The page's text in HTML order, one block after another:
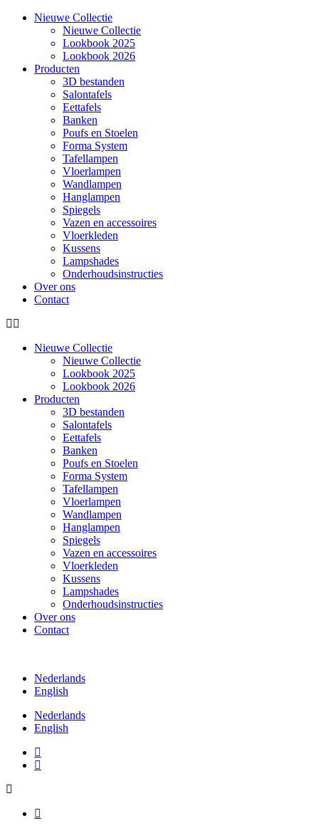
Nieuwe Collectie
Nieuwe Collectie
Lookbook 2025
Lookbook 2026
Producten
3D bestanden
Salontafels
Eettafels
Banken
Poufs en Stoelen
Forma System
Tafellampen
Vloerlampen
Wandlampen
Hanglampen
Spiegels
Vazen en accessoires
Vloerkleden
Kussens
Lampshades
Onderhoudsinstructies
Over ons
Contact
Nieuwe Collectie
Nieuwe Collectie
Lookbook 2025
Lookbook 2026
Producten
3D bestanden
Salontafels
Eettafels
Banken
Poufs en Stoelen
Forma System
Tafellampen
Vloerlampen
Wandlampen
Hanglampen
Spiegels
Vazen en accessoires
Vloerkleden
Kussens
Lampshades
Onderhoudsinstructies
Over ons
Contact
Nederlands
English
Nederlands
English